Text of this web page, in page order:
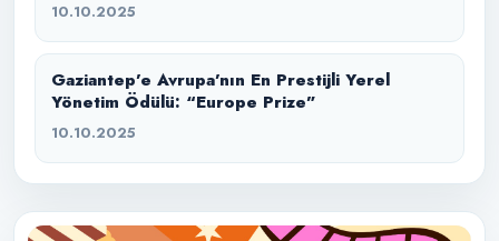
10.10.2025
Gaziantep’e Avrupa’nın En Prestijli Yerel
Yönetim Ödülü: “Europe Prize”
10.10.2025